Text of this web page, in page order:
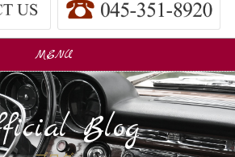
MENU
Car Sales
Blog